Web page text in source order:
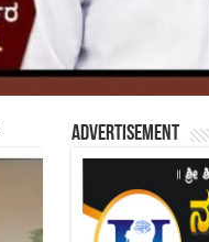
Advertisement